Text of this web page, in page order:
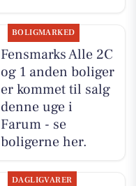
BOLIGMARKED
Fensmarks Alle 2C
og 1 anden boliger
er kommet til salg
denne uge i
Farum - se
boligerne her.
DAGLIGVARER